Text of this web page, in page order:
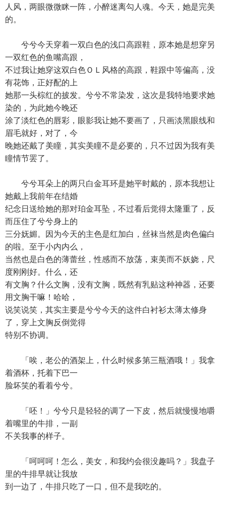
人风，两眼微微眯一阵，小醉迷离勾人魂。今天，她是完美
的。
兮兮今天穿着一双白色的浅口高跟鞋，原本她是想穿另
一双红色的鱼嘴高跟，
不过我让她穿这双白色ＯＬ风格的高跟，鞋跟中等偏高，没
有花饰，正好配的上
她那一头棕红的披发。兮兮不常染发，这次是我特地要求她
染的，为此她今晚还
涂了淡红色的唇彩，眼影我让她不要画了，只画淡黑眼线和
眉毛就好，对了，今
晚她还戴了美瞳，其实美瞳不是必要的，只不过因为我有美
瞳情节罢了。
兮兮耳朵上的两只白金耳环是她平时戴的，原本我想让
她戴上我前年在结婚
纪念日送给她的那对珀金耳坠，不过看后觉得太隆重了，反
而压住了兮兮身上的
三分妩媚。因为今天的主色是红加白，丝袜当然是肉色偏白
的啦。至于小内内么，
当然也是白色的薄蕾丝，性感而不放荡，束美而不妖娆，尺
度刚刚好。什么，还
有文胸？什么文胸，没有文胸，既然有乳贴这种神器，还要
用文胸干嘛！哈哈，
说笑说笑，其实主要是兮兮今天的这件白衬衫太薄太修身
了，穿上文胸反倒觉得
特别不协调。
「唉，老公的酒架上，什么时候多第三瓶酒哦！」我拿
着酒杯，托着下巴一
脸坏笑的看着兮兮。
「呸！」兮兮只是轻轻的调了一下皮，然后就慢慢地嚼
着嘴里的牛排，一副
不关我事的样子。
「呵呵呵！怎么，美女，和我约会很没趣吗？」我盘子
里的牛排早就让我放
到一边了，牛排只吃了一口，但不是我吃的。